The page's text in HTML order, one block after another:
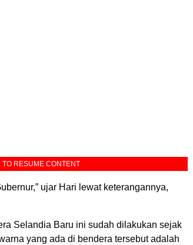
TO RESUME CONTENT
ujar Hari lewat keterangannya,
Selandia Baru ini sudah dilakukan sejak
yang ada di bendera tersebut adalah